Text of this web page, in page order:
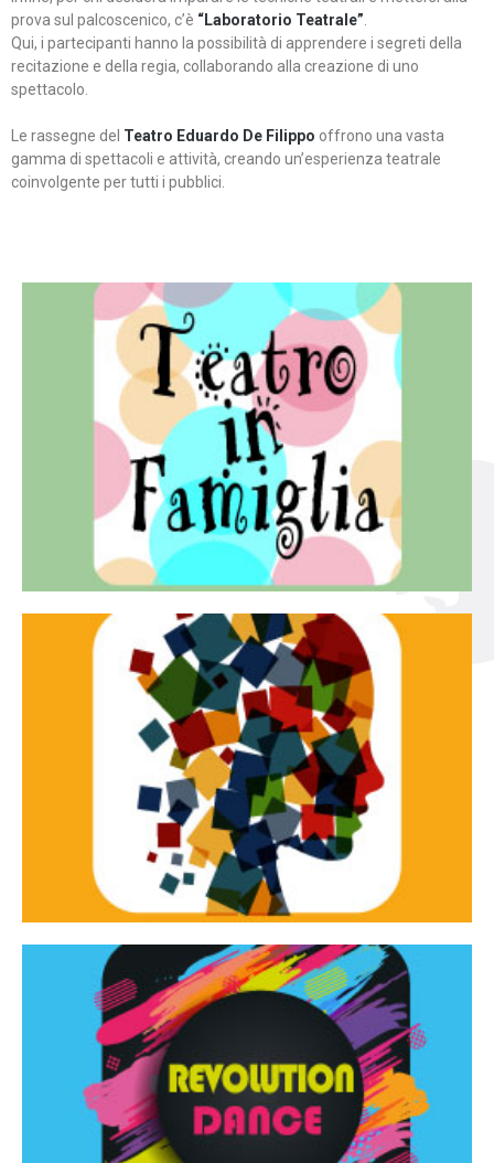
prova sul palcoscenico, c’è “Laboratorio Teatrale”
Qui, i partecipanti hanno la possibilità di apprendere i segreti della
recitazione e della regia, collaborando alla creazione di uno
spettacolo.
Le rassegne del Teatro Eduardo De Filippo offrono una vasta
gamma di spettacoli e attività, creando un’esperienza teatrale
coinvolgente per tutti i pubblici.
Teatro in famiglia
Teatro In Famiglia è una rassegna di teatro concepita
per far condividere e godere del teatro all’intera
famiglia.
Continua
Tracce dinamiche
Tracce Dinamiche è una rassegna di teatro
d’innovazione e sperimentale.
Continua
Revolution Dance
Rassegna di danza contemporanea – I Edizione